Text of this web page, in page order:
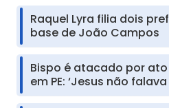
Raquel Lyra filia dois
base de João Campos
Bispo é atacado por
em PE: ‘Jesus não